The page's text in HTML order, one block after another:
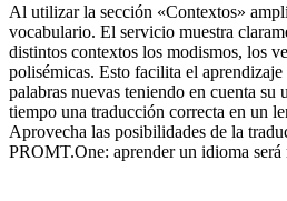
Al utilizar la sección «Contextos»
vocabulario. El servicio muestra
distintos contextos los modismos, los
polisémicas. Esto facilita el
palabras nuevas teniendo en cuenta su
tiempo una traducción correcta en un
Aprovecha las posibilidades de la
PROMT.One: aprender un idioma